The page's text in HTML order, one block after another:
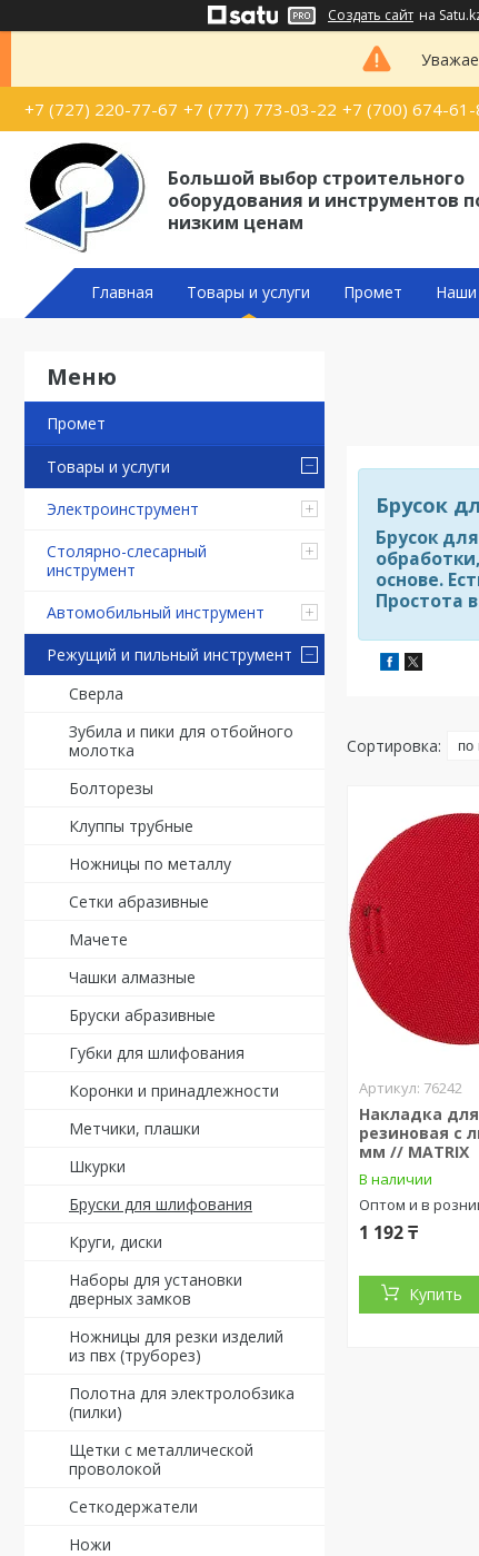
Создать сайт на
+7 (727) 220-77-67 +7 (777) 773-03-22 +7 (700) 674-
Большой выбор строительного
оборудования и инструментов
низким ценам
Главная Товары и услуги Промет Наши
Промет
Товары и услуги
Электроинструмент
Столярно-слесарный
инструмент
Автомобильный инструмент
Режущий и пильный инструмент
Сверла
Зубила и пики для отбойного
молотка
Болторезы
Клуппы трубные
Ножницы по металлу
Сетки абразивные
Мачете
Чашки алмазные
Бруски абразивные
Губки для шлифования
Коронки и принадлежности
Метчики, плашки
Шкурки
Бруски для шлифования
Круги, диски
Наборы для установки
дверных замков
Ножницы для резки изделий
из пвх (труборез)
Полотна для электролобзика
(пилки)
Щетки с металлической
проволокой
Сеткодержатели
Ножи
Брусок
Брусок
основе.
Простота
76242
Накладка
резиновая с
мм // MATRIX
В наличии
Оптом и в
1 192 ₸
Купить